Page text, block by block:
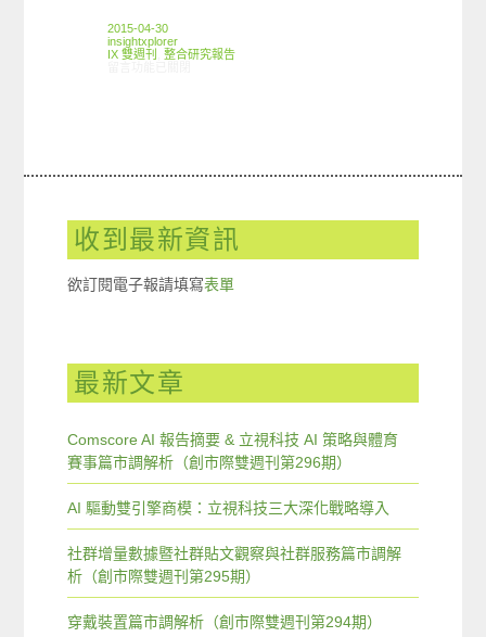
2015-04-30
insightxplorer
IX 雙週刊
,整合研究報告
收到最新資訊
欲訂閱電子報請填寫表單
最新文章
Comscore AI 報告摘要 & 立視科技 AI 策略與體育
賽事篇市調解析（創市際雙週刊第296期）
AI 驅動雙引擎商模：立視科技三大深化戰略導入
社群增量數據暨社群貼文觀察與社群服務篇市調解
析（創市際雙週刊第295期）
穿戴裝置篇市調解析（創市際雙週刊第294期）